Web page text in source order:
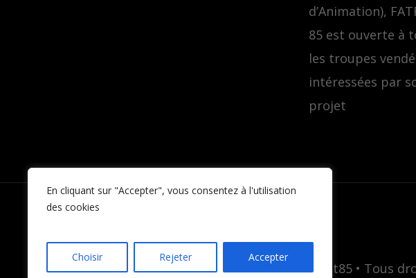
En cliquant sur "Accepter", vous consentez à l'utilisation
des cookies
Choisir Rejeter Accepter
d’Animation),
85 est ouverte à
les troupes
intéressées par
projet
Politique de confidentialité/ © Fatrat85 • Tous